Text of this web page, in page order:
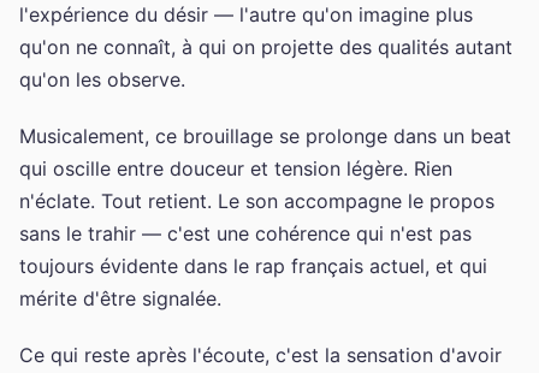
l'expérience du désir — l'autre qu'on imagine plus
qu'on ne connaît, à qui on projette des qualités autant
qu'on les observe.
Musicalement, ce brouillage se prolonge dans un beat
qui oscille entre douceur et tension légère. Rien
n'éclate. Tout retient. Le son accompagne le propos
sans le trahir — c'est une cohérence qui n'est pas
toujours évidente dans le rap français actuel, et qui
mérite d'être signalée.
Ce qui reste après l'écoute, c'est la sensation d'avoir